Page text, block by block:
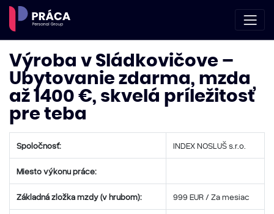
Výroba v Sládkovičove –
Ubytovanie zdarma, mzda
až 1400 €, skvelá príležitosť
pre teba
Spoločnosť: INDEX NOSLUŠ s.r.o.
Miesto výkonu práce:
Základná zložka mzdy (v hrubom): 999 EUR / Za mesiac